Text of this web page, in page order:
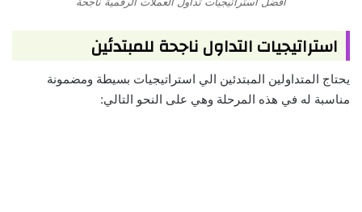
استراتيجيات التداول ناجحة للمبتدئين
يحتاج المتداولين المبتدئين الي استراتيجيات بسيطة ومضمونة
مناسبة له في هذه المرحلة وهي على النحو التالي: